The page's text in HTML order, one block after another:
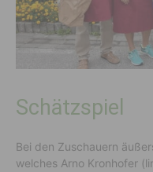
Schätzspiel
Bei den Zuschauern
welches Arno Kronhofer